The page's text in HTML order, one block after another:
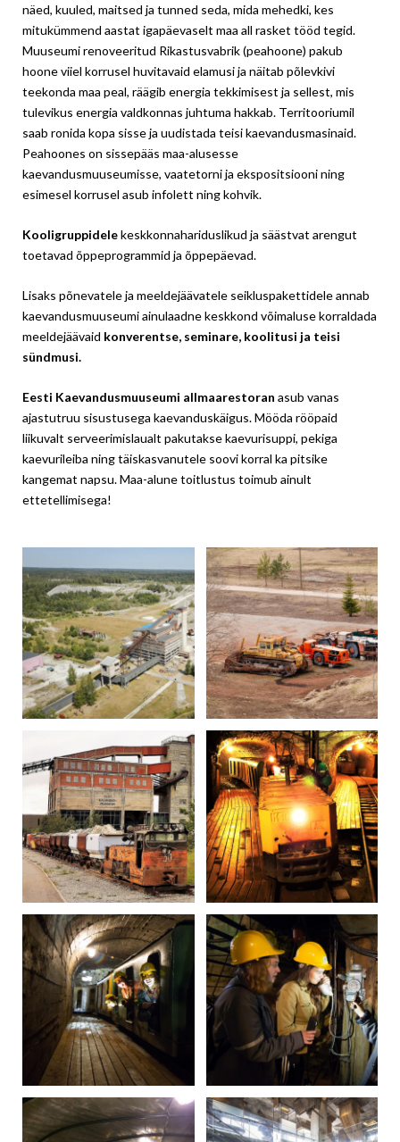
näed, kuuled, maitsed ja tunned seda, mida mehedki, kes
mitukümmend aastat igapäevaselt maa all rasket tööd tegid.
Muuseumi renoveeritud Rikastusvabrik (peahoone) pakub
hoone viiel korrusel huvitavaid elamusi ja näitab põlevkivi
teekonda maa peal, räägib energia tekkimisest ja sellest, mis
tulevikus energia valdkonnas juhtuma hakkab. Territooriumil
saab ronida kopa sisse ja uudistada teisi kaevandusmasinaid.
Peahoones on sissepääs maa-alusesse
kaevandusmuuseumisse, vaatetorni ja ekspositsiooni ning
esimesel korrusel asub infolett ning kohvik.
Kooligruppidelekeskkonnahariduslikud ja säästvat arengut
toetavad õppeprogrammid ja õppepäevad.
Lisaks põnevatele ja meeldejäävatele seikluspakettidele annab
kaevandusmuuseumi ainulaadne keskkond võimaluse korraldada
meeldejäävaid konverentse, seminare, koolitusi ja teisi
sündmusi.
Eesti Kaevandusmuuseumi allmaarestoran asub vanas
ajastutruu sisustusega kaevanduskäigus. Mööda rööpaid
liikuvalt serveerimislaualt pakutakse kaevurisuppi, pekiga
kaevurileiba ning täiskasvanutele soovi korral ka pitsike
kangemat napsu. Maa-alune toitlustus toimub ainult
ettetellimisega!